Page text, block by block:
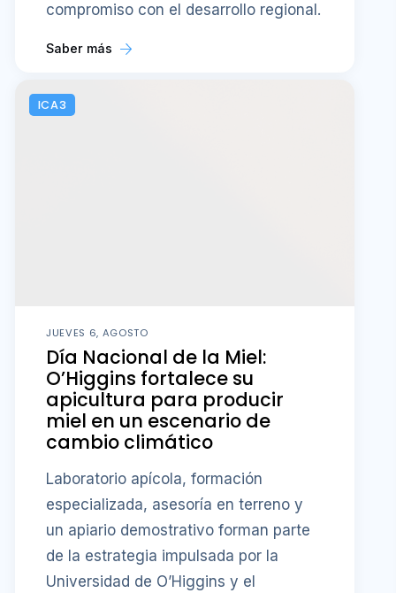
compromiso con el desarrollo regional.
Saber más
ICA3
JUEVES 6, AGOSTO
Día Nacional de la Miel:
O’Higgins fortalece su
apicultura para producir
miel en un escenario de
cambio climático
Laboratorio apícola, formación
especializada, asesoría en terreno y
un apiario demostrativo forman parte
de la estrategia impulsada por la
Universidad de O’Higgins y el